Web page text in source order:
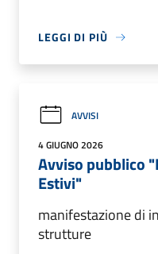
LEGGI DI PIÙ
AVVISI
4 GIUGNO 2026
Avviso pubblico
Estivi"
manifestazione di
strutture